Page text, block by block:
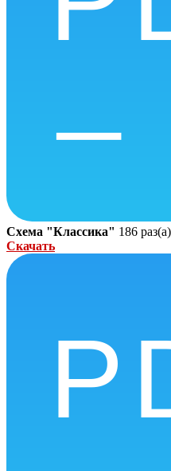
Схема "Классика" 186
Скачать